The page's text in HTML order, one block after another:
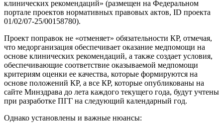
клинических рекомендаций» (размещен на Федеральном
портале проектов нормативных правовых актов, ID проекта
01/02/07-25/00158780).
Проект поправок не «отменяет» обязательности КР, отмечая,
что медорганизация обеспечивает оказание медпомощи на
основе клинических рекомендаций, а также создает условия,
обеспечивающие соответствие оказываемой медпомощи
критериям оценки ее качества, которые формируются на
основе положений КР, а все КР, которые опубликованы на
сайте Минздрава до лета каждого текущего года, будут учтены
при разработке ПГГ на следующий календарный год.
Однако установлены и важные нюансы: